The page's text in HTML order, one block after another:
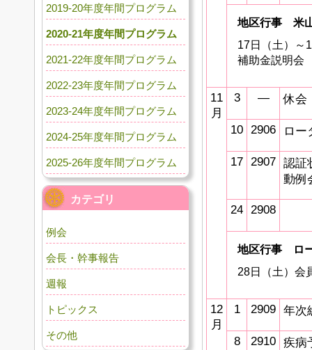
地区行事 米
17日（土）～
補助金説明会
11
月
3 ― 休会
10 2906 ロー
17 2907 認証
動例
24 2908
地区行事 ロ
28日（土）会
12
月
1 2909 年次
8 2910 疾病
2019-20年度年間プログラム
2020-21年度年間プログラム
2021-22年度年間プログラム
2022-23年度年間プログラム
2023-24年度年間プログラム
2024-25年度年間プログラム
2025-26年度年間プログラム
カテゴリ
例会
会長・幹事報告
週報
トピックス
その他